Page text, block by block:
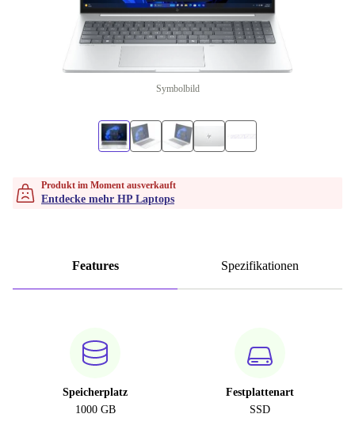
Symbolbild
Produkt im Moment ausverkauft
Entdecke mehr HP Laptops
Features Spezifikationen
Speicherplatz
1000 GB
Festplattenart
SSD